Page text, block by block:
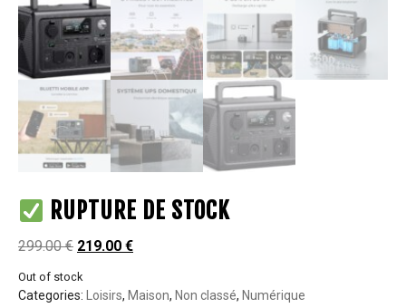
RUPTURE DE STOCK
299.00€ 219.00 €
Out of stock
Categories: Loisirs, Maison, Non classé, Numérique